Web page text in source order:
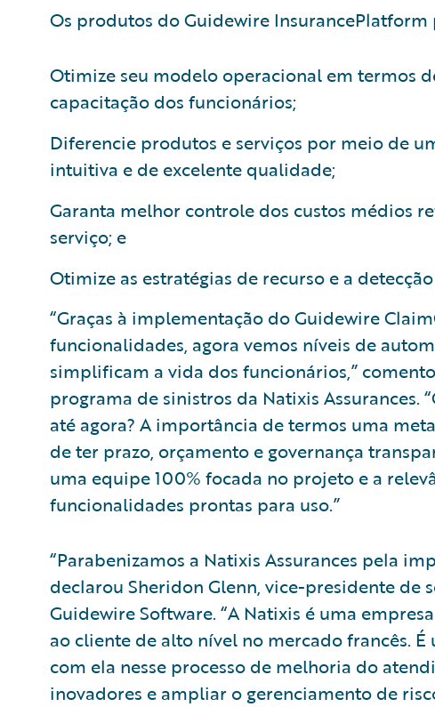
Os produtos do Guidewire
Otimize seu modelo operacional em termos
capacitação dos funcionários;
Diferencie produtos e serviços por meio de
intuitiva e de excelente qualidade;
Garanta melhor controle dos custos médios
serviço; e
Otimize as estratégias de recurso e a
“Graças à implementação do Guidewire
funcionalidades, agora vemos níveis de
simplificam a vida dos funcionários,”
programa de sinistros da Natixis Assurances.
até agora? A importância de termos uma
de ter prazo, orçamento e governança
uma equipe 100% focada no projeto e a
funcionalidades prontas para uso.”
“Parabenizamos a Natixis Assurances pela
declarou Sheridon Glenn, vice-presidente de
Guidewire Software. “A Natixis é uma
ao cliente de alto nível no mercado francês.
com ela nesse processo de melhoria do
inovadores e ampliar o gerenciamento de